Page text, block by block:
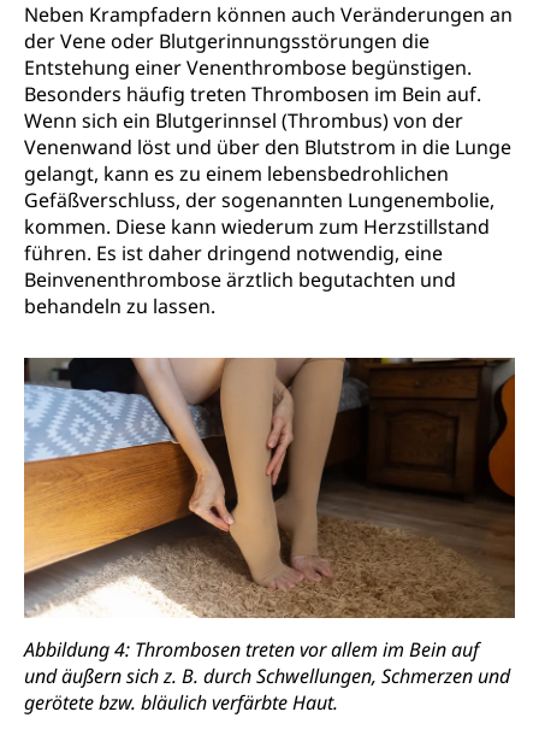
Neben Krampfadern können auch Veränderungen an
der Vene oder Blutgerinnungsstörungen die
Entstehung einer Venenthrombose begünstigen.
Besonders häufig treten Thrombosen im Bein auf.
Wenn sich ein Blutgerinnsel (Thrombus) von der
Venenwand löst und über den Blutstrom in die Lunge
gelangt, kann es zu einem lebensbedrohlichen
Gefäßverschluss, der sogenannten Lungenembolie,
kommen. Diese kann wiederum zum Herzstillstand
führen. Es ist daher dringend notwendig, eine
Beinvenenthrombose ärztlich begutachten und
behandeln zu lassen.
Abbildung 4: Thrombosen treten vor allem im Bein auf
und äußern sich z. B. durch Schwellungen, Schmerzen und
gerötete bzw. bläulich verfärbte Haut.